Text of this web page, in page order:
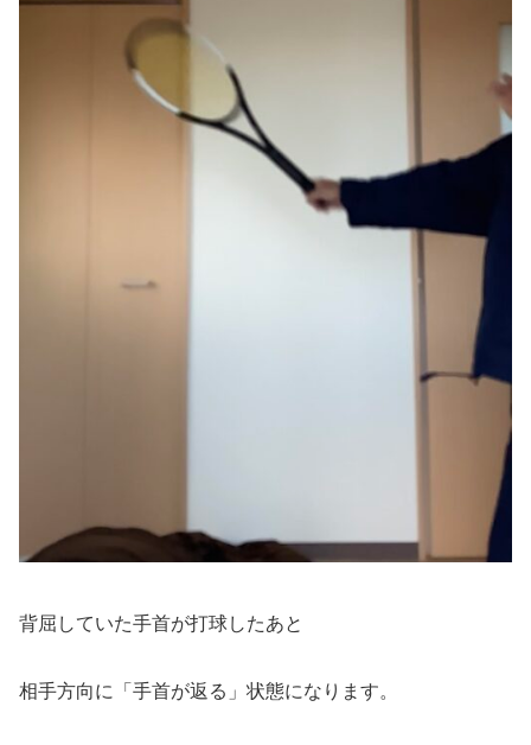
背屈していた手首が打球したあと
相手方向に「手首が返る」状態になります。